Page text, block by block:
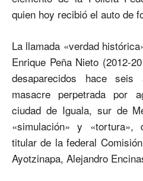
quien hoy recibió el auto de
La llamada «verdad
Enrique Peña Nieto (2012-
desaparecidos hace
masacre perpetrada por
ciudad de Iguala, sur de
«simulación» y «tortura»,
titular de la federal
Ayotzinapa, Alejandro